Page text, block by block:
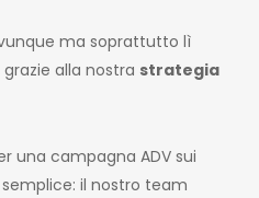
ma soprattutto lì
alla nostra strategia
una campagna ADV sui
il nostro team